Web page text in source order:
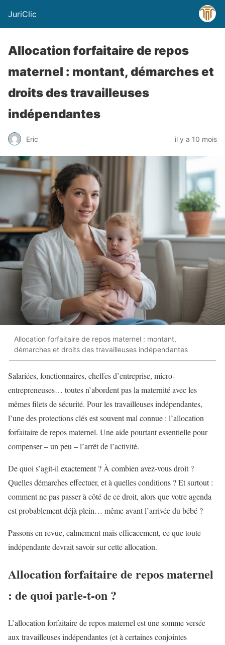
JuriClic
Allocation forfaitaire de repos
maternel : montant, démarches et
droits des travailleuses
indépendantes
Eric il y a 10 mois
Allocation forfaitaire de repos maternel : montant,
démarches et droits des travailleuses indépendantes
Salariées, fonctionnaires, cheffes d’entreprise, micro-
entrepreneuses… toutes n’abordent pas la maternité avec les
mêmes filets de sécurité. Pour les travailleuses indépendantes,
l’une des protections clés est souvent mal connue : l’allocation
forfaitaire de repos maternel. Une aide pourtant essentielle pour
compenser – un peu – l’arrêt de l’activité.
De quoi s’agit-il exactement ? À combien avez-vous droit ?
Quelles démarches effectuer, et à quelles conditions ? Et surtout :
comment ne pas passer à côté de ce droit, alors que votre agenda
est probablement déjà plein… même avant l’arrivée du bébé ?
Passons en revue, calmement mais efficacement, ce que toute
indépendante devrait savoir sur cette allocation.
Allocation forfaitaire de repos maternel
: de quoi parle-t-on ?
L’allocation forfaitaire de repos maternel est une somme versée
aux travailleuses indépendantes (et à certaines conjointes